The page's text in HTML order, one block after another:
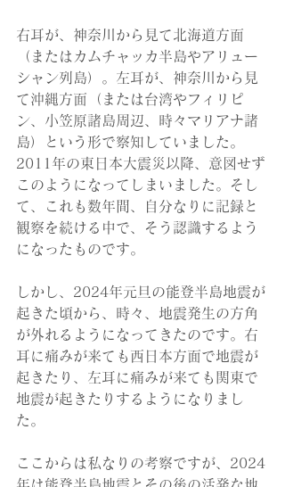
右耳が、神奈川から見て北海道方面
（またはカムチャッカ半島やアリュー
シャン列島）。左耳が、神奈川から見
て沖縄方面（または台湾やフィリピ
ン、小笠原諸島周辺、時々マリアナ諸
島）という形で察知していました。
2011年の東日本大震災以降、意図せず
このようになってしまいました。そし
て、これも数年間、自分なりに記録と
観察を続ける中で、そう認識するよう
になったものです。
しかし、2024年元旦の能登半島地震が
起きた頃から、時々、地震発生の方角
が外れるようになってきたのです。右
耳に痛みが来ても西日本方面で地震が
起きたり、左耳に痛みが来ても関東で
地震が起きたりするようになりまし
た。
ここからは私なりの考察ですが、2024
年は能登半島地震とその後の活発な地